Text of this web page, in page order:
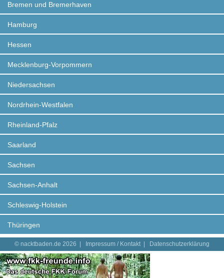
Bremen und Bremerhaven
Hamburg
Hessen
Mecklenburg-Vorpommern
Niedersachsen
Nordrhein-Westfalen
Rheinland-Pfalz
Saarland
Sachsen
Sachsen-Anhalt
Schleswig-Holstein
Thüringen
© nacktbaden.de 2026 | Impressum / Kontakt| Datenschutzerklärung